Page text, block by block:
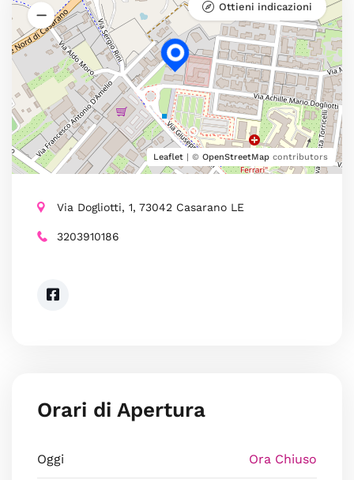
Leaflet | © OpenStreetMap contributors
Ottieni indicazioni
Via Dogliotti, 1, 73042 Casarano LE
3203910186
Orari di Apertura
Oggi Ora Chiuso